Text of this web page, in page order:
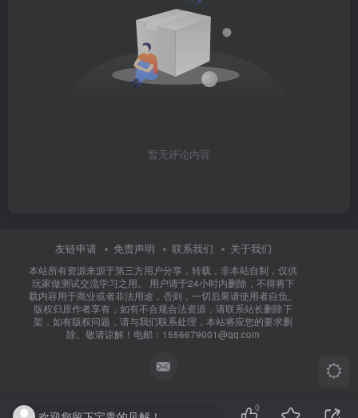
暂无评论内容
友链申请 免责声明 联系我们 关于我们
本站所有资源来源于第三方用户分享，转载，非本站自制，仅供
玩家做测试交流学习之用。 用户请于24小时内删除，不得将下
载内容用于商业或者非法用途，否则，一切后果请使用者自负。
版权归原作者享有，如有不合规合法资源，请联系站长删除下
架，如有版权问题，请与我们联系处理，本站将应您的要求删
除。敬请谅解！电邮：1556679001@qq.com
0